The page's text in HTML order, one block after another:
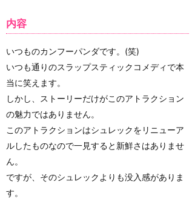
内容
いつものカンフーパンダです。(笑)
いつも通りのスラップスティックコメディで本
当に笑えます。
しかし、ストーリーだけがこのアトラクション
の魅力ではありません。
このアトラクションはシュレックをリニューア
ルしたものなので一見すると新鮮さはありませ
ん。
ですが、そのシュレックよりも没入感がありま
す。